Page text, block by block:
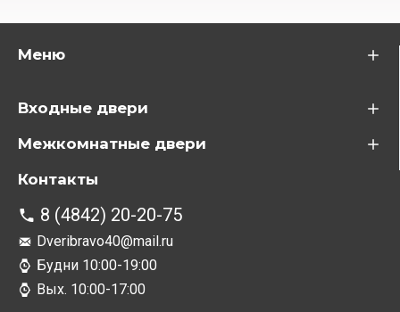
Меню
Входные двери
Межкомнатные двери
Контакты
8 (4842) 20-20-75
Dveribravo40@mail.ru
Будни 10:00-19:00
Вых. 10:00-17:00